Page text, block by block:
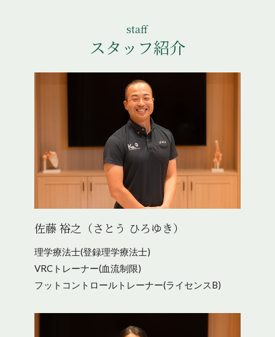
staff
スタッフ紹介
佐藤 裕之（さとう ひろゆき）
理学療法士(登録理学療法士)
VRCトレーナー(血流制限)
フットコントロールトレーナー(ライセンスB)